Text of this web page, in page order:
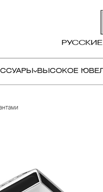
ВЫСОКОЕ